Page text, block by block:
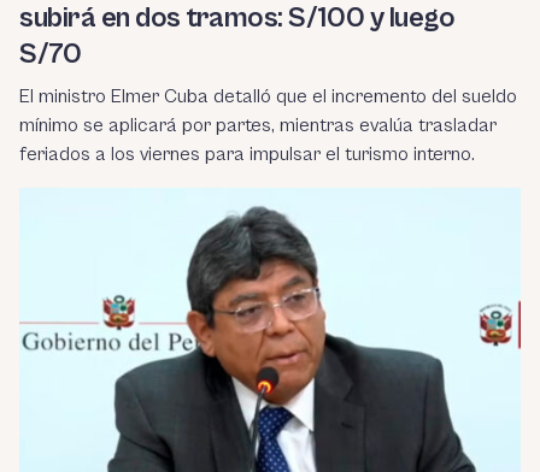
subirá en dos tramos: S/100 y luego
S/70
El ministro Elmer Cuba detalló que el incremento del sueldo
mínimo se aplicará por partes, mientras evalúa trasladar
feriados a los viernes para impulsar el turismo interno.